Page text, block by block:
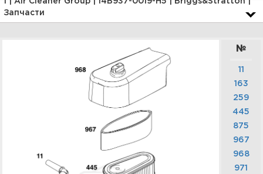
3 | Blower Housing | 14B937-
0019-H5 | Briggs&Stratton |
Запчасти
№
11
163
259
445
875
967
968
971